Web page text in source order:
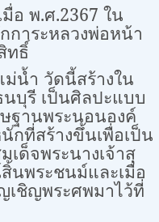
มื่อ พ.ศ.2367 ใน
การะหลวงพ่อหน้า
ทธิ์
น้ำ วัดนี้สร้างใน
นบุรี เป็นศิลปะแบบ
ฐานพระนอนองค์
กที่สร้างขึ้นเพื่อเป็น
ด็จพระนางเจ้าสุ
นพระชนม์และเมื่อ
เชิญพระศพมาไว้ที่